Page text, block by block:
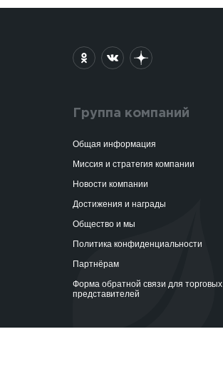
Группа компаний
Общая информация
Миссия и стратегия компании
Новости компании
Достижения и награды
Общество и мы
Политика конфиденциальности
Партнёрам
Форма обратной связи для торговых
представителей